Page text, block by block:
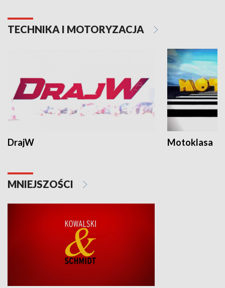
TECHNIKA I MOTORYZACJA
DrajW Motoklasa
MNIEJSZOŚCI